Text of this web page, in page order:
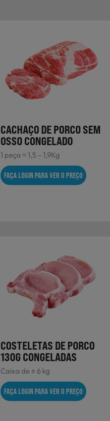
CACHAÇO DE PORCO SEM
OSSO CONGELADO
1 peça ≈ 1,5 – 1,9Kg
FAÇA LOGIN PARA VER O PREÇO
COSTELETAS DE PORCO
130G CONGELADAS
Caixa de ± 6 kg
FAÇA LOGIN PARA VER O PREÇO